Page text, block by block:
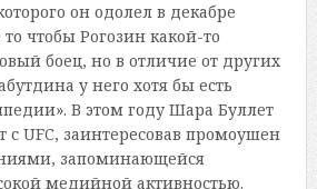
он одолел в декабре
чтобы Рогозин какой-то
боец, но в отличие от других
у него хотя бы есть
В этом году Шара Буллет
с UFC, заинтересовав промоушен
запоминающейся
медийной активностью.